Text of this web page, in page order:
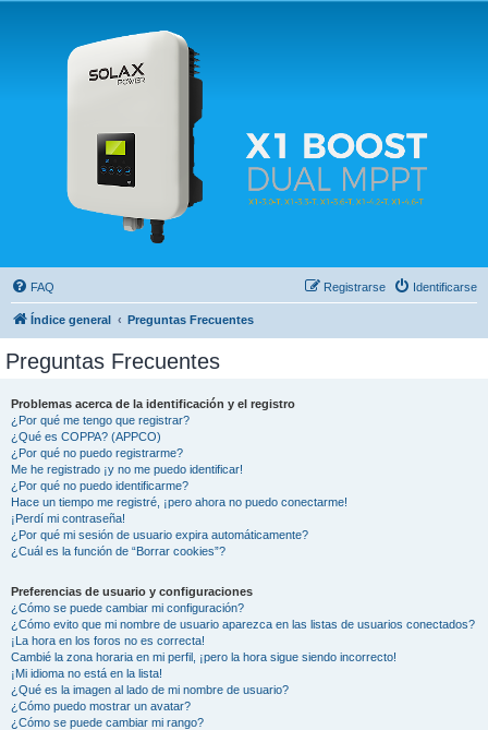
Solax FAQ
Lugar para intercambiar dudas sobre inversores solares Solax y temas relacionados.
FAQ Identificarse
Registrarse
Índice general Preguntas Frecuentes
Preguntas Frecuentes
Problemas acerca de la identificación y el registro
¿Por qué me tengo que registrar?
¿Qué es COPPA? (APPCO)
¿Por qué no puedo registrarme?
Me he registrado ¡y no me puedo identificar!
¿Por qué no puedo identificarme?
Hace un tiempo me registré, ¡pero ahora no puedo conectarme!
¡Perdí mi contraseña!
¿Por qué mi sesión de usuario expira automáticamente?
¿Cuál es la función de “Borrar cookies”?
Preferencias de usuario y configuraciones
¿Cómo se puede cambiar mi configuración?
¿Cómo evito que mi nombre de usuario aparezca en las listas de usuarios conectados?
¡La hora en los foros no es correcta!
Cambié la zona horaria en mi perfil, ¡pero la hora sigue siendo incorrecto!
¡Mi idioma no está en la lista!
¿Qué es la imagen al lado de mi nombre de usuario?
¿Cómo puedo mostrar un avatar?
¿Cómo se puede cambiar mi rango?